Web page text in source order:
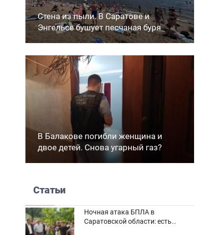
Стена из пыли. В Саратове и
Энгельсе бушует песчаная буря
В Балакове погибли женщина и
двое детей. Снова угарный газ?
Статьи
Ночная атака БПЛА в
Саратовской области: есть